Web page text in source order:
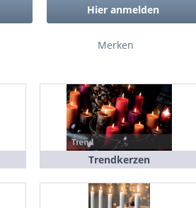
Hier anmelden
Merken
Trendkerzen